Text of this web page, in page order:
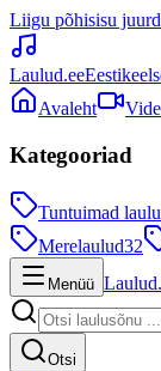
Liigu põhisisu
Laulud.ee
Avaleht
Kategooriad
Tuntuimad
Merelaulud32
Menüü
Otsi